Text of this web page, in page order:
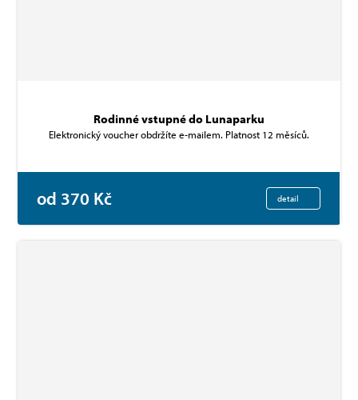
Rodinné vstupné do Lunaparku
Elektronický voucher obdržíte e-mailem. Platnost 12 měsíců.
od 370 Kč detail